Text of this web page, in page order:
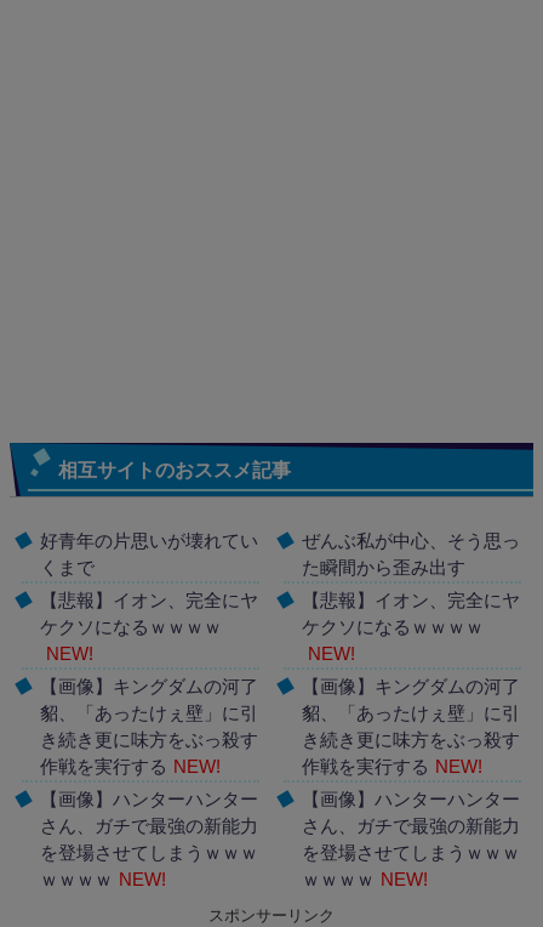
相互サイトのおススメ記事
好青年の片思いが壊れてい
くまで
【悲報】イオン、完全にヤ
ケクソになるｗｗｗｗ
NEW!
【画像】キングダムの河了
貂、「あったけぇ壁」に引
き続き更に味方をぶっ殺す
作戦を実行する NEW!
【画像】ハンターハンター
さん、ガチで最強の新能力
を登場させてしまうｗｗｗ
ｗｗｗｗ NEW!
Powered by livedoor 相互
ぜんぶ私が中心、そう思っ
た瞬間から歪み出す
【悲報】イオン、完全にヤ
ケクソになるｗｗｗｗ
NEW!
【画像】キングダムの河了
貂、「あったけぇ壁」に引
き続き更に味方をぶっ殺す
作戦を実行する NEW!
【画像】ハンターハンター
さん、ガチで最強の新能力
を登場させてしまうｗｗｗ
ｗｗｗｗ NEW!
Powered by livedoor 相互
スポンサーリンク